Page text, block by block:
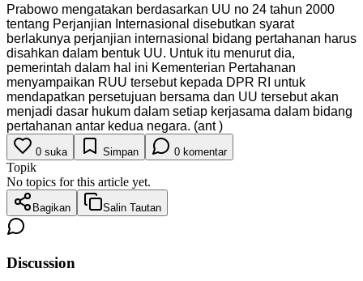
Prabowo mengatakan berdasarkan UU no 24 tahun 2000
tentang Perjanjian Internasional disebutkan syarat
berlakunya perjanjian internasional bidang pertahanan harus
disahkan dalam bentuk UU. Untuk itu menurut dia,
pemerintah dalam hal ini Kementerian Pertahanan
menyampaikan RUU tersebut kepada DPR RI untuk
mendapatkan persetujuan bersama dan UU tersebut akan
menjadi dasar hukum dalam setiap kerjasama dalam bidang
pertahanan antar kedua negara. (ant )
0 suka Simpan 0 komentar
Topik
No topics for this article yet.
Bagikan Salin Tautan
Discussion